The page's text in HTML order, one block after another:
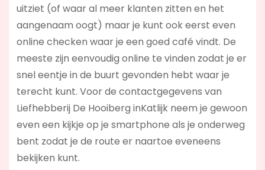
uitziet (of waar al meer klanten zitten en het
aangenaam oogt) maar je kunt ook eerst even
online checken waar je een goed café vindt. De
meeste zijn eenvoudig online te vinden zodat je er
snel eentje in de buurt gevonden hebt waar je
terecht kunt. Voor de contactgegevens van
Liefhebberij De Hooiberg inKatlijk neem je gewoon
even een kijkje op je smartphone als je onderweg
bent zodat je de route er naartoe eveneens
bekijken kunt.